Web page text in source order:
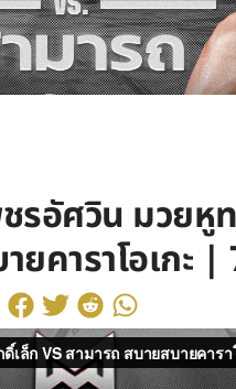
รอัศวิน มวยหู
ยคาราโอเกะ |